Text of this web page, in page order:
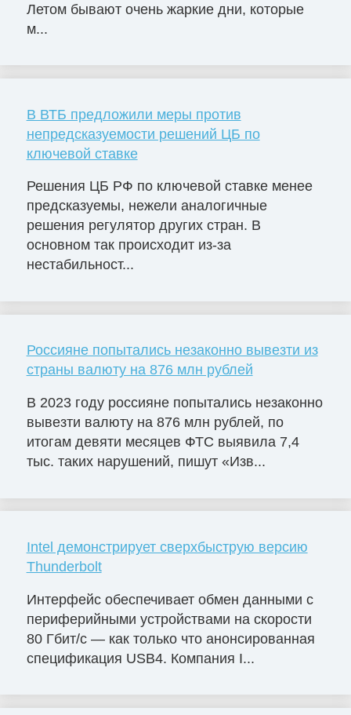
Летом бывают очень жаркие дни, которые
м...
В ВТБ предложили меры против
непредсказуемости решений ЦБ по
ключевой ставке
Решения ЦБ РФ по ключевой ставке менее
предсказуемы, нежели аналогичные
решения регулятор других стран. В
основном так происходит из-за
нестабильност...
Россияне попытались незаконно вывезти из
страны валюту на 876 млн рублей
В 2023 году россияне попытались незаконно
вывезти валюту на 876 млн рублей, по
итогам девяти месяцев ФТС выявила 7,4
тыс. таких нарушений, пишут «Изв...
Intel демонстрирует сверхбыструю версию
Thunderbolt
Интерфейс обеспечивает обмен данными с
периферийными устройствами на скорости
80 Гбит/с — как только что анонсированная
спецификация USB4. Компания I...